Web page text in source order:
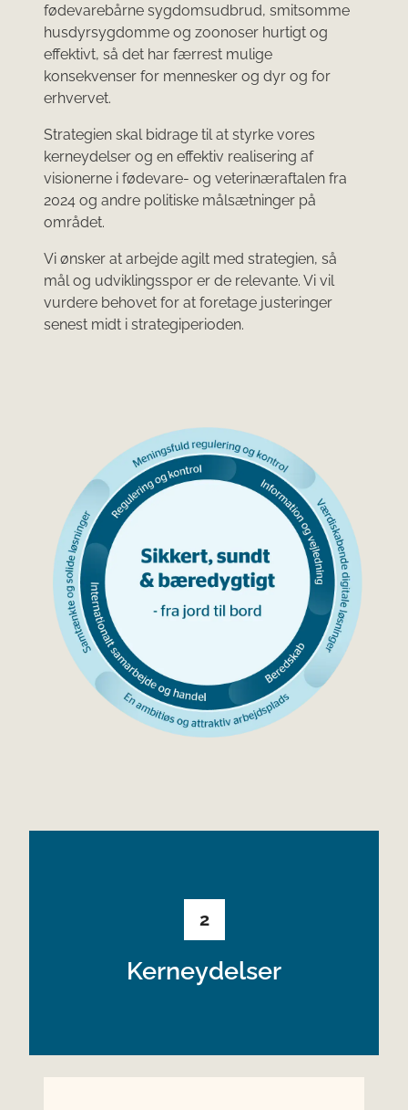
fødevarebårne sygdomsudbrud, smitsomme
husdyrsygdomme og zoonoser hurtigt og
effektivt, så det har færrest mulige
konsekvenser for mennesker og dyr og for
erhvervet.
Strategien skal bidrage til at styrke vores
kerneydelser og en effektiv realisering af
visionerne i fødevare- og veterinæraftalen fra
2024 og andre politiske målsætninger på
området.
Vi ønsker at arbejde agilt med strategien, så
mål og udviklingsspor er de relevante. Vi vil
vurdere behovet for at foretage justeringer
senest midt i strategiperioden.
2
Kerneydelser